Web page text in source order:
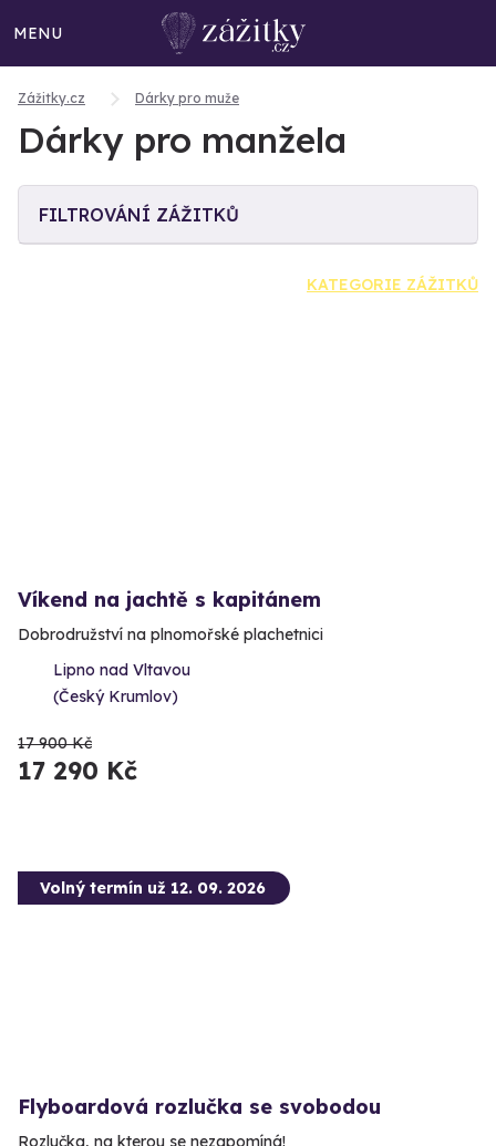
MENU
Zážitky.cz Dárky pro muže
Dárky pro manžela
FILTROVÁNÍ ZÁŽITKŮ
KATEGORIE ZÁŽITKŮ
Víkend na jachtě s kapitánem
Dobrodružství na plnomořské plachetnici
Lipno nad Vltavou
(Český Krumlov)
17 900 Kč
17 290 Kč
Volný termín už 12. 09. 2026
Flyboardová rozlučka se svobodou
Rozlučka, na kterou se nezapomíná!